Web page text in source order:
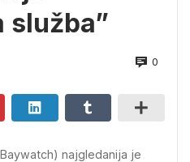
služba”
0
najgledanija je